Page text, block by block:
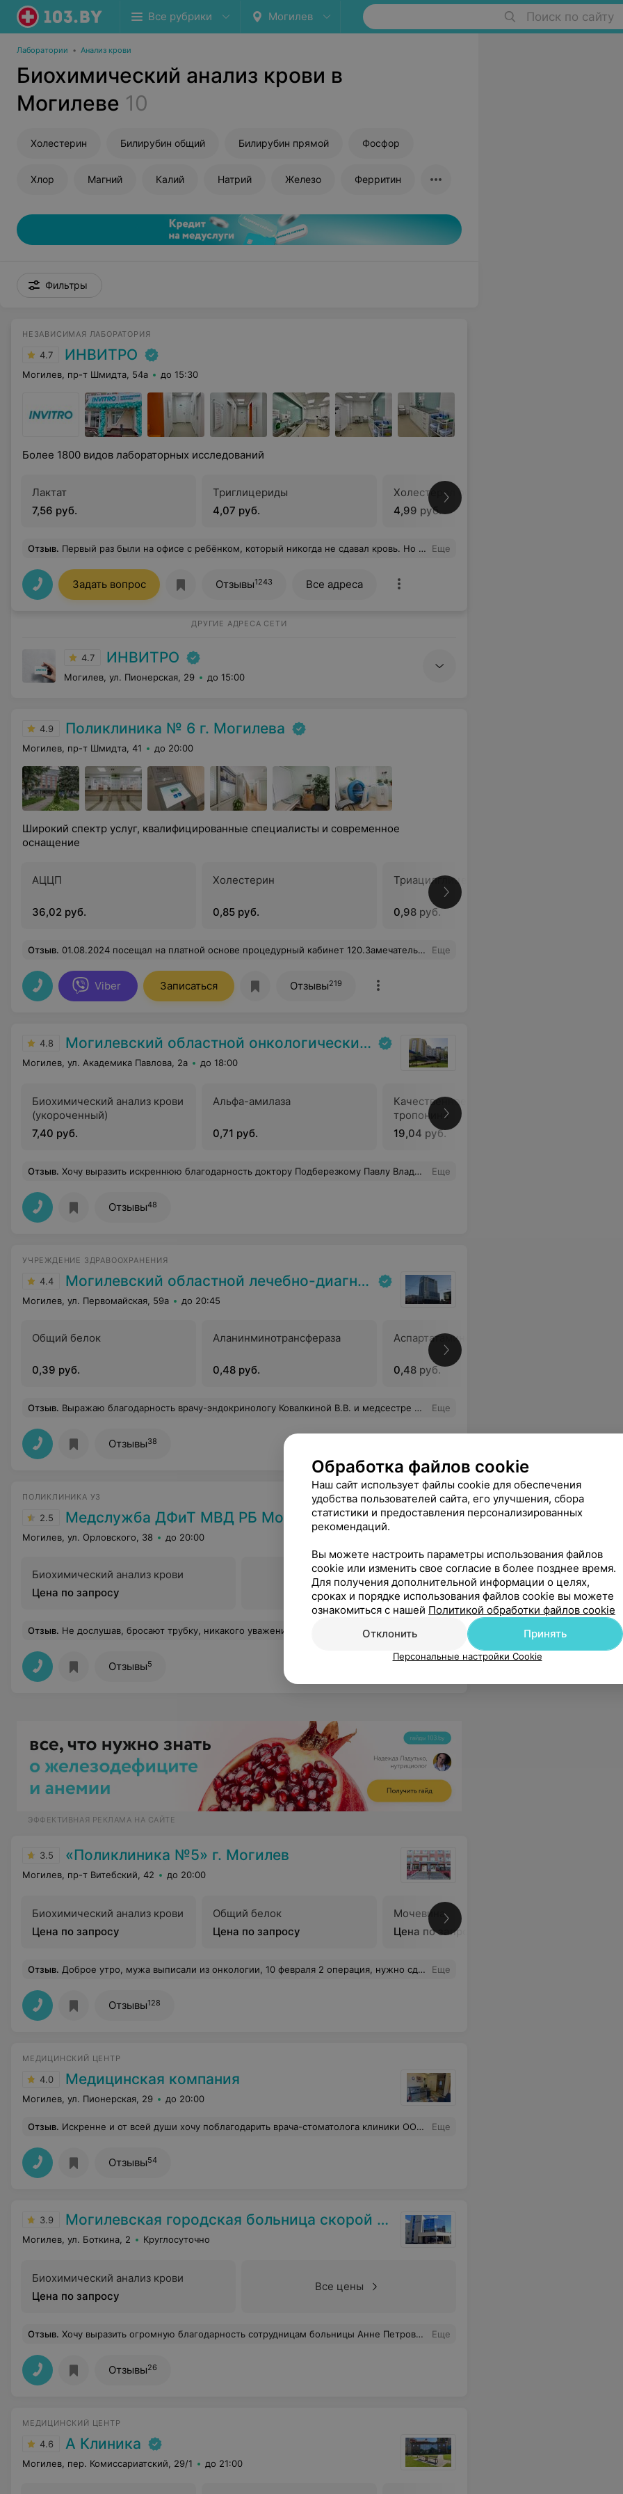
Все рубрики Могилев Поиск по сайту
Лаборатории • Анализ крови
Биохимический анализ крови в
Могилеве 10
Холестерин Билирубин общий Билирубин прямой Фосфор
Хлор Магний Калий Натрий Железо Ферритин
Фильтры
НЕЗАВИСИМАЯ ЛАБОРАТОРИЯ
4.7 ИНВИТРО
Могилев, пр-т Шмидта, 54а до 15:30
Более 1800 видов лабораторных исследований
Лактат
7,56 руб.
Триглицериды
4,07 руб.
Холестерол общий
4,99 руб.
Отзыв. Первый раз были на офисе с ребёнком, который никогда не сдавал кровь. Но страхи оказались напрасными. Очень понравилось отношение и сопровождение ребёнка медицинским работником при взятии крови. Выражаю уважение и благодарю сотрудников за их труд. Еще
Задать вопрос Отзывы1243 Все адреса
ДРУГИЕ АДРЕСА СЕТИ
4.7 ИНВИТРО
Могилев, ул. Пионерская, 29 до 15:00
4.9 Поликлиника № 6 г. Могилева
Могилев, пр-т Шмидта, 41 до 20:00
Широкий спектр услуг, квалифицированные специалисты и современное
оснащение
АЦЦП
36,02 руб.
Холестерин
0,85 руб.
Триацилглицериды
0,98 руб.
Отзыв. 01.08.2024 посещал на платной основе процедурный кабинет 120.Замечательное обслуживание медицинского персонала,профессионал своего дела,сотрудник который не только улыбкой,но и добрым словом может подбодрить пациента. ДА,ДА.......Светлана Григорьевна. Я искренне хочу пожелать Вам только послушных пациентов,только успешных рабочих смен,только счастливых проишествий в жизни,только удачи и добрых людей на пути. Еще
Viber Записаться Отзывы219
4.8 Могилевский областной онкологический диспансер
Могилев, ул. Академика Павлова, 2а до 18:00
Биохимический анализ крови
(укороченный)
7,40 руб.
Альфа-амилаза
0,71 руб.
Качественное определение
тропонина
19,04 руб.
Отзыв. Хочу выразить искреннюю благодарность доктору Подберезкому Павлу Владимировичу за проведенную операцию. Отзывчивый доктор, ответит на все вопросы. За его терпение!!!! Павел Владимирович желаю Вам и Вашей семье крепкого здоровья, сил в нелёгком труде Еще
Отзывы48
УЧРЕЖДЕНИЕ ЗДРАВООХРАНЕНИЯ
4.4 Могилевский областной лечебно-диагностический центр
Могилев, ул. Первомайская, 59а до 20:45
Общий белок
0,39 руб.
Аланинминотрансфераза
0,48 руб.
Аспартатаминотрансфераза
0,48 руб.
Отзыв. Выражаю благодарность врачу-эндокринологу Ковалкиной В.В. и медсестре и администратору. Хочу пожелать крепкого, крепкого здоровья, счастья в личной жизни больших успехов в труде. Еще
Отзывы38
ПОЛИКЛИНИКА УЗ
2.5 Медслужба ДФиТ МВД РБ Могилева
Могилев, ул. Орловского, 38 до 20:00
Биохимический анализ крови
Цена по запросу
Все цены
Отзыв. Не дослушав, бросают трубку, никакого уважения к клиентам. Еще
Отзывы5
ЭФФЕКТИВНАЯ РЕКЛАМА НА САЙТЕ
3.5 «Поликлиника №5» г. Могилев
Могилев, пр-т Витебский, 42 до 20:00
Биохимический анализ крови
Цена по запросу
Общий белок
Цена по запросу
Мочевина
Цена по запросу
Отзыв. Доброе утро, мужа выписали из онкологии, 10 февраля 2 операция, нужно сдать снова биохимический анализ крови (10 дней) и анализы,направление и заключение терапевта. Нам в регистратуре ответили Талонов нет, как вы и что, не знаем. Человек после операции на почке, почти не ходит, боли сильные. Это что за отношение такое к пациенту. Как теперь быть??? Еще
Отзывы128
МЕДИЦИНСКИЙ ЦЕНТР
4.0 Медицинская компания
Могилев, ул. Пионерская, 29 до 20:00
Отзыв. Искренне и от всей души хочу поблагодарить врача-стоматолога клиники ООО "Медицинская Компания" Александра Валерьевича Христинина за высокий профессионализм в работе, а самое главное- за доброе отношение к своим пациентам. Александр Валерьевич всегда остаётся на связи, интересуется самочувствием после лечения, спокойно выслушивает даже самые "бредовые" вопросы. Хочется сказать отдельное спасибо ассистенту Александра Валерьевича (милая и добрая женщина, к сожалению, не спросила ее имени). Они создают доброжелательную атмосферу + получаешь качественную услугу. После знакомства с этими прекрасными людьми, посещение стоматологии перестало вызывать стах, а, скорее, стало радовать). РекомендасьЕн, друзья!) Еще
Отзывы54
3.9 Могилевская городская больница скорой медицинской помощи
Могилев, ул. Боткина, 2 Круглосуточно
Биохимический анализ крови
Цена по запросу
Все цены
Отзыв. Хочу выразить огромную благодарность сотрудницам больницы Анне Петровне, медсестре травматологического отделения и Кристине Михайловне, врачу-гинекологу, за их профессионализм и заботу. Они оказали нашей родственнице невероятную поддержку и помощь в очень трудный для нее момент. Их доброта и внимание помогли нам преодолеть трудности. Очень признательны за их теплоту и внимание, искренне надеемся, что такие замечательные специалисты будут всегда на страже нашего здоровья. Спасибо огромное! Еще
Отзывы26
МЕДИЦИНСКИЙ ЦЕНТР
4.6 А Клиника
Могилев, пер. Комиссариатский, 29/1 до 21:00
Обработка файлов cookie
Наш сайт использует файлы cookie для обеспечения
удобства пользователей сайта, его улучшения, сбора
статистики и предоставления персонализированных
рекомендаций.
Вы можете настроить параметры использования файлов
cookie или изменить свое согласие в более позднее время.
Для получения дополнительной информации о целях,
сроках и порядке использования файлов cookie вы можете
ознакомиться с нашей Политикой обработки файлов cookie
Отклонить
Принять
Персональные настройки Cookie